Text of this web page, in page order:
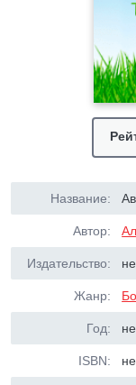
Название:
Автор:
Издательство:
Жанр:
Год:
ISBN: